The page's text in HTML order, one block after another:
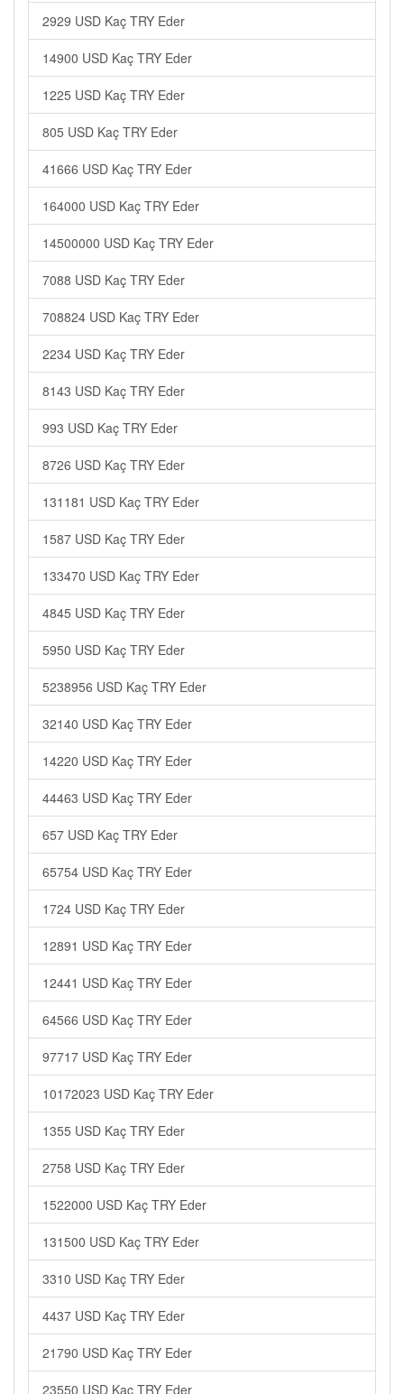
2929 USD Kaç TRY Eder
14900 USD Kaç TRY Eder
1225 USD Kaç TRY Eder
805 USD Kaç TRY Eder
41666 USD Kaç TRY Eder
164000 USD Kaç TRY Eder
14500000 USD Kaç TRY Eder
7088 USD Kaç TRY Eder
708824 USD Kaç TRY Eder
2234 USD Kaç TRY Eder
8143 USD Kaç TRY Eder
993 USD Kaç TRY Eder
8726 USD Kaç TRY Eder
131181 USD Kaç TRY Eder
1587 USD Kaç TRY Eder
133470 USD Kaç TRY Eder
4845 USD Kaç TRY Eder
5950 USD Kaç TRY Eder
5238956 USD Kaç TRY Eder
32140 USD Kaç TRY Eder
14220 USD Kaç TRY Eder
44463 USD Kaç TRY Eder
657 USD Kaç TRY Eder
65754 USD Kaç TRY Eder
1724 USD Kaç TRY Eder
12891 USD Kaç TRY Eder
12441 USD Kaç TRY Eder
64566 USD Kaç TRY Eder
97717 USD Kaç TRY Eder
10172023 USD Kaç TRY Eder
1355 USD Kaç TRY Eder
2758 USD Kaç TRY Eder
1522000 USD Kaç TRY Eder
131500 USD Kaç TRY Eder
3310 USD Kaç TRY Eder
4437 USD Kaç TRY Eder
21790 USD Kaç TRY Eder
23550 USD Kaç TRY Eder